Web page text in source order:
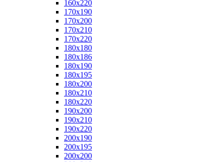
160x220
170x190
170x200
170x210
170x220
180x180
180x186
180x190
180x195
180x200
180x210
180x220
190x200
190x210
190x220
200x190
200x195
200x200